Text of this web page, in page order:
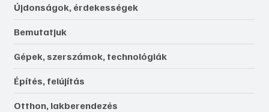
Újdonságok, érdekességek
Bemutatjuk
Gépek, szerszámok, technológiák
Építés, felújítás
Otthon, lakberendezés